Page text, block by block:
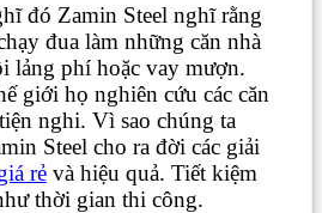
đó Zamin Steel nghĩ rằng
đua làm những căn nhà
lảng phí hoặc vay mượn.
giới họ nghiên cứu các căn
nghi. Vì sao chúng ta
Steel cho ra đời các giải
rẻ và hiệu quả. Tiết kiệm
thời gian thi công.